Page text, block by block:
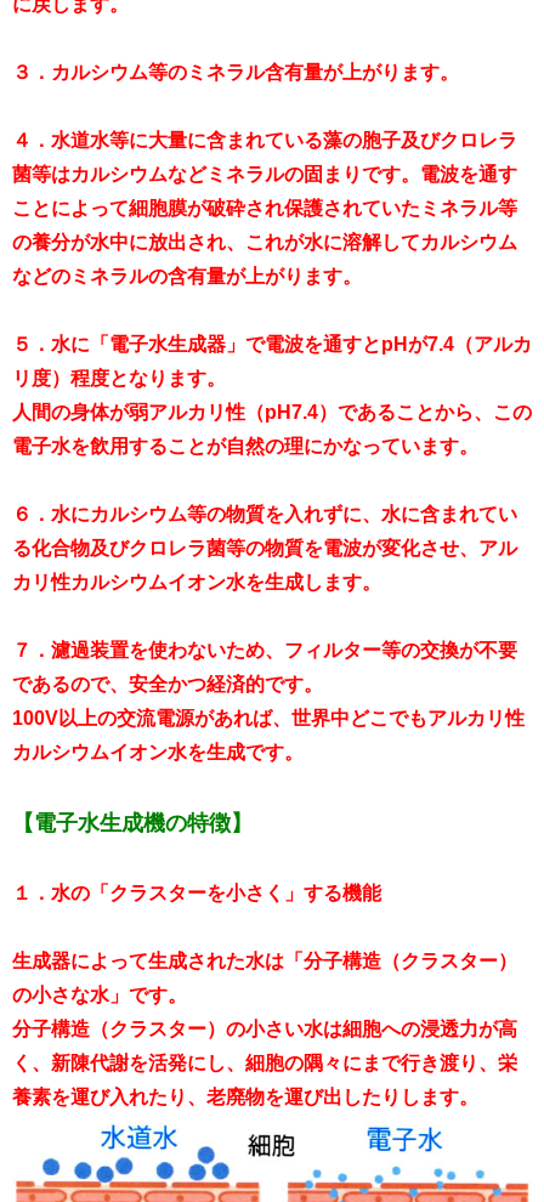
に戻します。
３．カルシウム等のミネラル含有量が上がります。
４．水道水等に大量に含まれている藻の胞子及びクロレラ
菌等はカルシウムなどミネラルの固まりです。電波を通す
ことによって細胞膜が破砕され保護されていたミネラル等
の養分が水中に放出され、これが水に溶解してカルシウム
などのミネラルの含有量が上がります。
５．水に「電子水生成器」で電波を通すとpHが7.4（アルカ
リ度）程度となります。
人間の身体が弱アルカリ性（pH7.4）であることから、この
電子水を飲用することが自然の理にかなっています。
６．水にカルシウム等の物質を入れずに、水に含まれてい
る化合物及びクロレラ菌等の物質を電波が変化させ、アル
カリ性カルシウムイオン水を生成します。
７．濾過装置を使わないため、フィルター等の交換が不要
であるので、安全かつ経済的です。
100V以上の交流電源があれば、世界中どこでもアルカリ性
カルシウムイオン水を生成です。
【電子水生成機の特徴】
１．水の「クラスターを小さく」する機能
生成器によって生成された水は「分子構造（クラスター）
の小さな水」です。
分子構造（クラスター）の小さい水は細胞への浸透力が高
く、新陳代謝を活発にし、細胞の隅々にまで行き渡り、栄
養素を運び入れたり、老廃物を運び出したりします。